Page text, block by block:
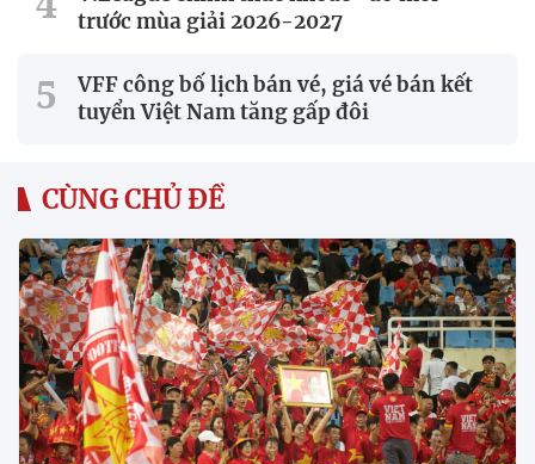
trước mùa giải 2026-2027
VFF công bố lịch bán vé, giá vé bán kết
tuyển Việt Nam tăng gấp đôi
CÙNG CHỦ ĐỀ